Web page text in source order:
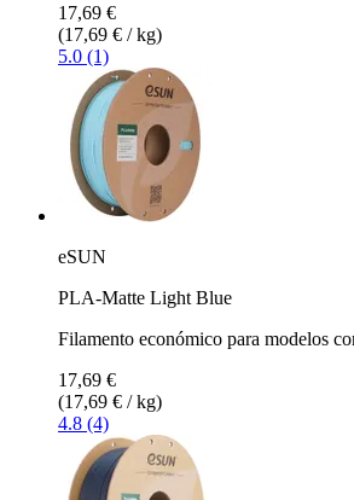
17,69 €
(17,69 € / kg)
5.0 (1)
eSUN
PLA-Matte Light Blue
Filamento económico para modelos
17,69 €
(17,69 € / kg)
4.8 (4)